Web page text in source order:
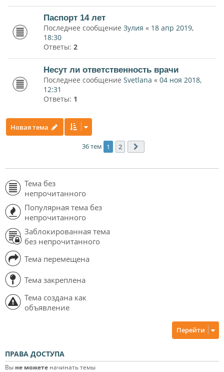
Паспорт 14 лет
Последнее сообщение Зулия « 18 апр 2019,
18:30
Ответы: 2
Несут ли ответственность врачи
Последнее сообщение Svetlana « 04 ноя 2018,
12:31
Ответы: 1
Новая тема
36 тем 1 2
Тема без
непрочитанного
Популярная тема без
непрочитанного
Заблокированная тема
без непрочитанного
Тема перемещена
Тема закреплена
Тема создана как
объявление
Перейти
ПРАВА ДОСТУПА
Вы не можете начинать темы